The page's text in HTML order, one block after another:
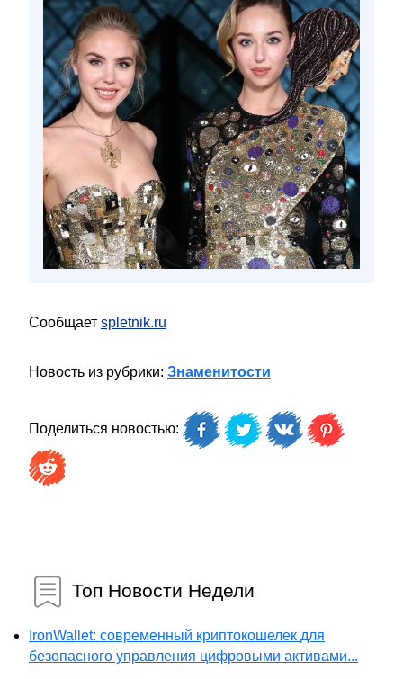
Сообщает spletnik.ru
Новость из рубрики: Знаменитости
Поделиться новостью:
Топ Новости Недели
IronWallet: современный криптокошелек для
безопасного управления цифровыми активами...